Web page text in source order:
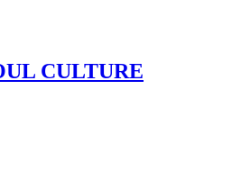
CULTURE